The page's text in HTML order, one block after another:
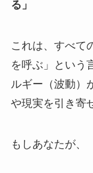
る」
これは、すべて
を呼ぶ」という
ルギー（波動）
や現実を引き寄
もしあなたが、